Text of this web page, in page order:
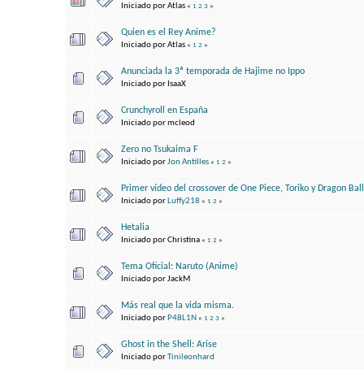
Iniciado por Atlas « 1 2 3»
Quien es el Rey Anime?
Iniciado por Atlas « 1 2»
Anunciada la 3ª temporada de Hajime no Ippo
Iniciado por IsaaX
Crunchyroll en España
Iniciado por mcleod
Zero no Tsukaima F
Iniciado porJon Antilles « 1 2»
Primer vídeo del crossover de One Piece, Toriko y Dragon
Iniciado porLuffy218 « 1 2»
Hetalia
Iniciado por Christina « 1 2»
Tema Oficial: Naruto (Anime)
Iniciado por JackM
Más real que la vida misma.
Iniciado porP48L1N « 1 2 3»
Ghost in the Shell: Arise
Iniciado por Tinileonhard